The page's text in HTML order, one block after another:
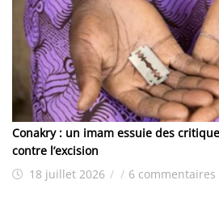
Conakry : un imam essuie des
contre l’excision
18 juillet 2026 / / 6 commentaires